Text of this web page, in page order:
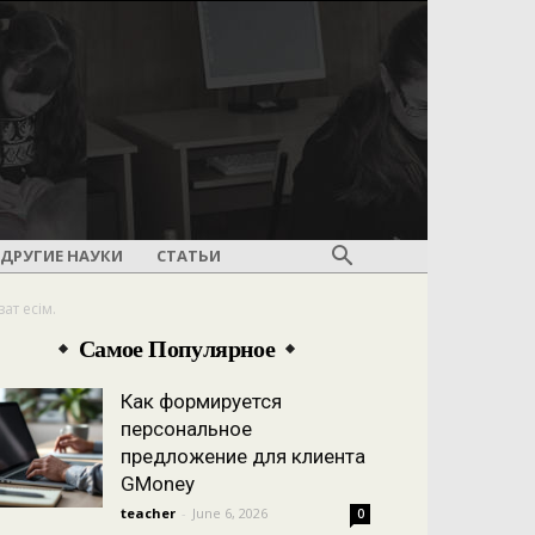
ДРУГИЕ НАУКИ СТАТЬИ
есім.
Самое Популярное
Как формируется
персональное
предложение для клиента
GMoney
teacher - June 6, 2026 0